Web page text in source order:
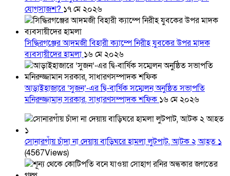
যোগসাজশ? ১৭ মে ২০২৬
সিদ্ধিরগঞ্জের আদমজী বিহারী ক্যাম্পে নিরীহ যুবকের উপর মাদক
ব্যবসায়ীদের হামলা ১৬ মে ২০২৬
আড়াইহাজারে ‘সুজন’-এর দ্বি-বার্ষিক সম্মেলন অনুষ্ঠিত সভাপতি
মনিরুজ্জামান সরকার, সাধারণসম্পাদক শফিক ১৬ মে ২০২৬
সোনারগাঁয় চাঁদা না দেয়ায় বাড়িঘরে হামলা লুটপাট, আটক ২ আহত ১
(4567Views)